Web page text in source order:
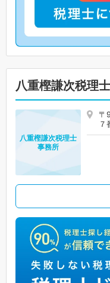
八重樫謙次税理
〒
７
八重樫謙次税理士
事務所